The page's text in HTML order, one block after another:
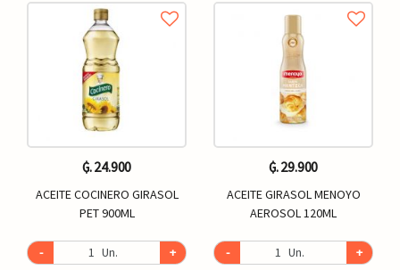
₲. 24.900
ACEITE COCINERO GIRASOL
PET 900ML
- Un. +
₲. 29.900
ACEITE GIRASOL MENOYO
AEROSOL 120ML
- Un. +